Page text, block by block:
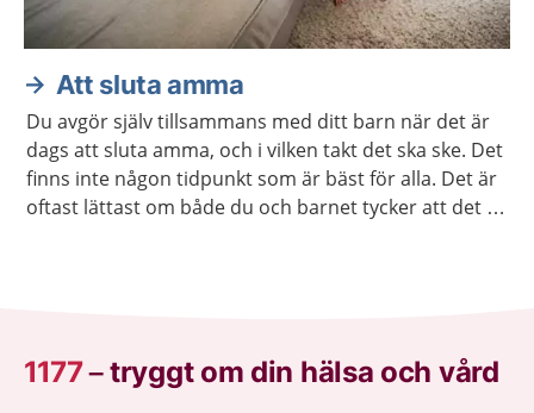
Att sluta amma
Du avgör själv tillsammans med ditt barn när det är
dags att sluta amma, och i vilken takt det ska ske. Det
finns inte någon tidpunkt som är bäst för alla. Det är
oftast lättast om både du och barnet tycker att det är
1177–tryggt om din hälsa och vård